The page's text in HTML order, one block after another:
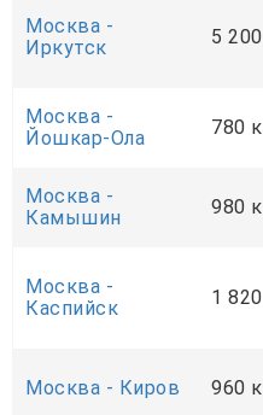
Москва -
Иркутск
5
Москва -
Йошкар-Ола
780
Москва -
Камышин
980
Москва -
Каспийск
1
Москва - Киров 960